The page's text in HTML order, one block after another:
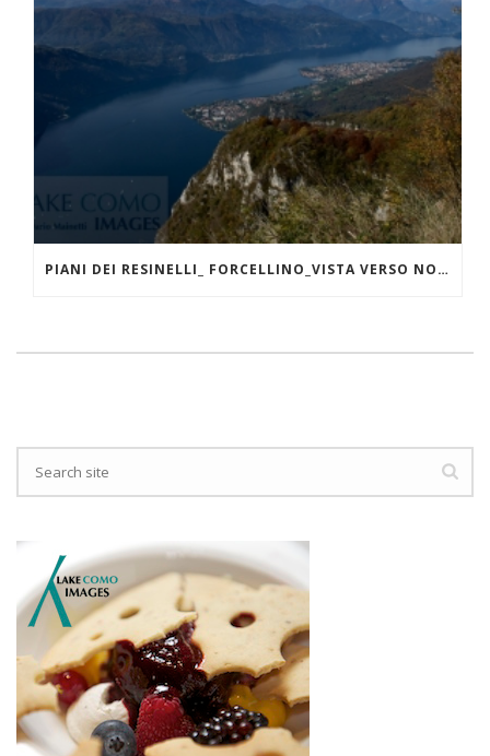
PIANI DEI RESINELLI_ FORCELLINO_VISTA VERSO NORD